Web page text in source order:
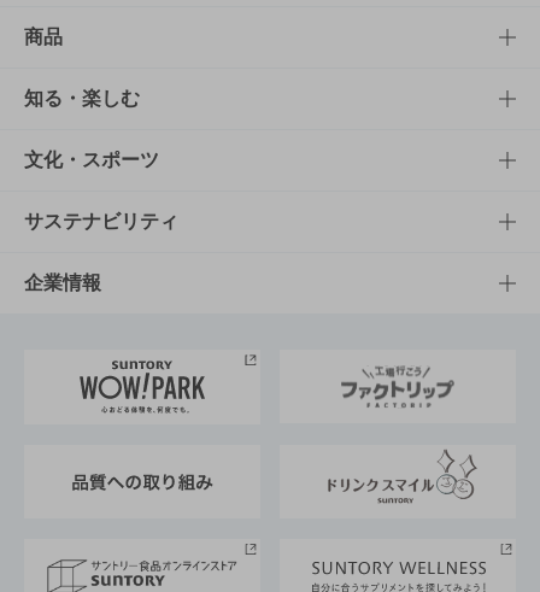
商品
商品TOP
商品一覧
商品発売情報
栄養成分一覧
知る・楽しむ
知る・楽しむTOP
キャンペーン
工場見学
地域情報
文化・スポーツ
文化・スポーツTOP
サントリーホール
サントリーサンバーズ大阪
サステナビリティ
サステナビリティTOP
サントリーが考えるサステナビリティ経営
企業情報
企業概要
採用情報